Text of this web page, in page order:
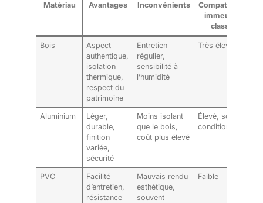
Matériau Avantages Inconvénients
Compatibilité
immeuble
classé
Bois
Aspect
authentique,
isolation
thermique,
respect du
patrimoine
Entretien
régulier,
sensibilité à
l’humidité
Très élevé
Aluminium
Léger,
durable,
finition
variée,
sécurité
Moins isolant
que le bois,
coût plus élevé
Élevé, sous
conditions
PVC
Facilité
d’entretien,
résistance
Mauvais rendu
esthétique,
souvent
Faible